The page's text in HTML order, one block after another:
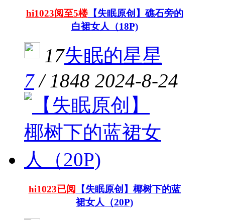
hi1023阅至5楼【失眠原创】礁石旁的
白裙女人（18P)
17失眠的星星
7/ 1848 2024-8-24
hi1023已阅
【失眠原创】椰树下的蓝
裙女人（20P)